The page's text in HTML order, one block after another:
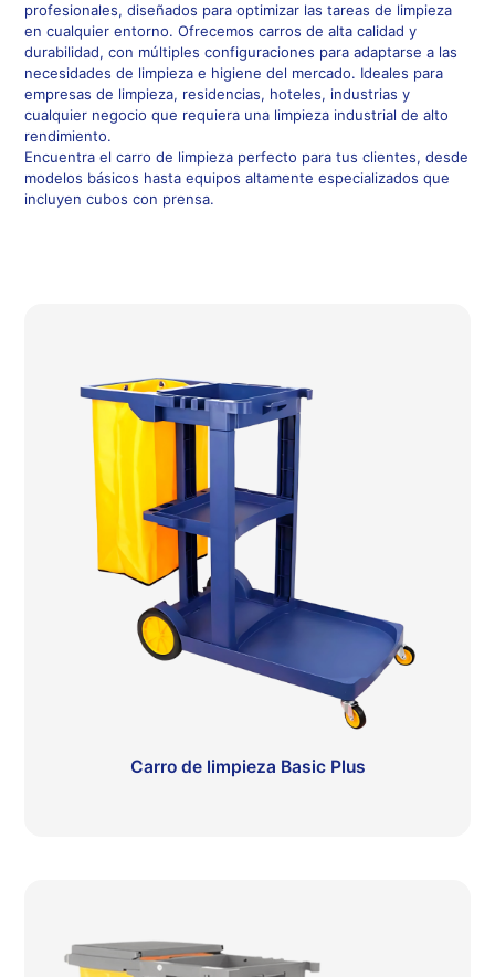
profesionales, diseñados para optimizar las tareas de limpieza
en cualquier entorno. Ofrecemos carros de alta calidad y
durabilidad, con múltiples configuraciones para adaptarse a las
necesidades de limpieza e higiene del mercado. Ideales para
empresas de limpieza, residencias, hoteles, industrias y
cualquier negocio que requiera una limpieza industrial de alto
rendimiento.
Encuentra el carro de limpieza perfecto para tus clientes, desde
modelos básicos hasta equipos altamente especializados que
incluyen cubos con prensa.
Carro de limpieza Basic Plus